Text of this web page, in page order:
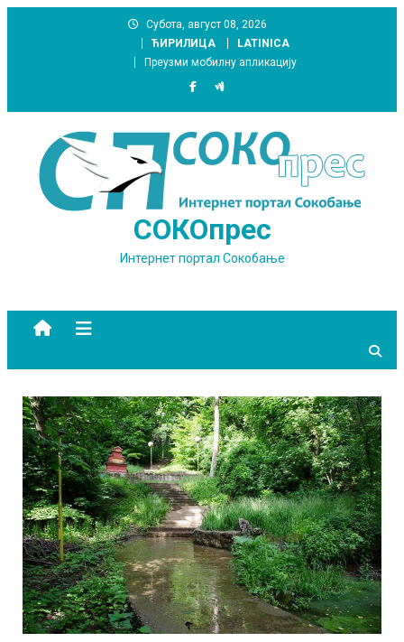
Субота, август 08, 2026
ЋИРИЛИЦА
LATINICA
Преузми мобилну апликацију
СОКОпрес
Интернет портал Сокобање